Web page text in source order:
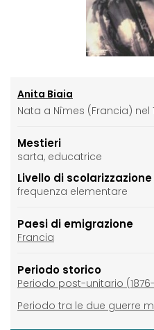
Anita Biaia
Nata a Nîmes (Francia) nel
Mestieri
sarta, educatrice
Livello di scolarizzazione
frequenza elementare
Paesi di emigrazione
Francia
Periodo storico
Periodo post-unitario (1876-
Periodo tra le due guerre